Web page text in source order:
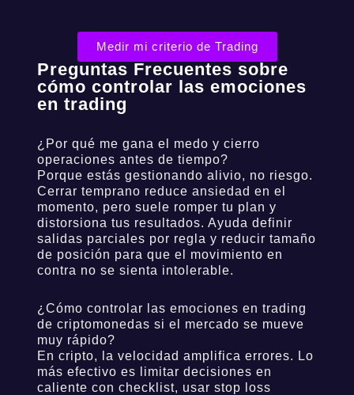
Medir mi criterio de Trading
Preguntas Frecuentes sobre
cómo controlar las emociones
en trading
¿Por qué me gana el medo y cierro
operaciones antes de tiempo?
Porque estás gestionando alivio, no riesgo.
Cerrar temprano reduce ansiedad en el
momento, pero suele romper tu plan y
distorsiona tus resultados. Ayuda definir
salidas parciales por regla y reducir tamaño
de posición para que el movimiento en
contra no se sienta intolerable.
¿Cómo controlar las emociones en trading
de criptomonedas si el mercado se mueve
muy rápido?
En cripto, la velocidad amplifica errores. Lo
más efectivo es limitar decisiones en
caliente con checklist, usar stop loss